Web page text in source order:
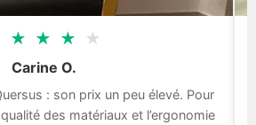
★ ★ ★ ★
Carine O.
: son prix un peu élevé. Pour
des matériaux et l’ergonomie